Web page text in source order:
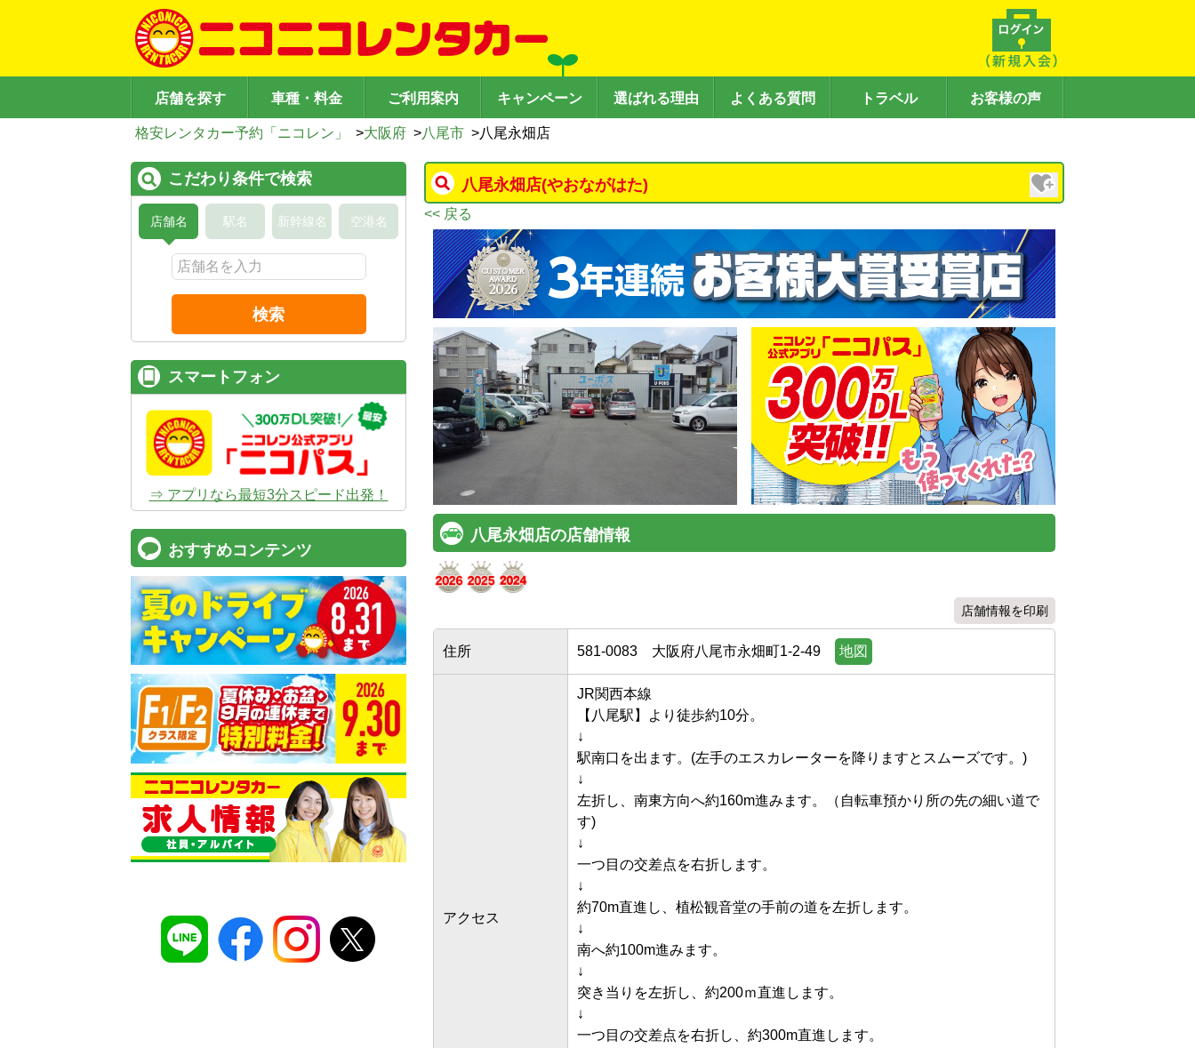
店舗を探す 車種・料金 ご利用案内 キャンペーン 選ばれる理由 よくある質問 トラベル お客様の声
格安レンタカー予約「ニコレン」 >大阪府 >八尾市 >八尾永畑店
八尾永畑店(やおながはた)
<< 戻る
八尾永畑店の店舗情報
店舗情報を印刷
住所 581-0083 大阪府八尾市永畑町1-2-49 地図
アクセス
JR関西本線
【八尾駅】より徒歩約10分。
↓
駅南口を出ます。(左手のエスカレーターを降りますとスムーズです。)
↓
左折し、南東方向へ約160m進みます。（自転車預かり所の先の細い道で
す)
↓
一つ目の交差点を右折します。
↓
約70m直進し、植松観音堂の手前の道を左折します。
↓
南へ約100m進みます。
↓
突き当りを左折し、約200ｍ直進します。
↓
一つ目の交差点を右折し、約300m直進します。
こだわり条件で検索
店舗名 駅名 新幹線名 空港名
検索
スマートフォン
⇒ アプリなら最短3分スピード出発！
おすすめコンテンツ